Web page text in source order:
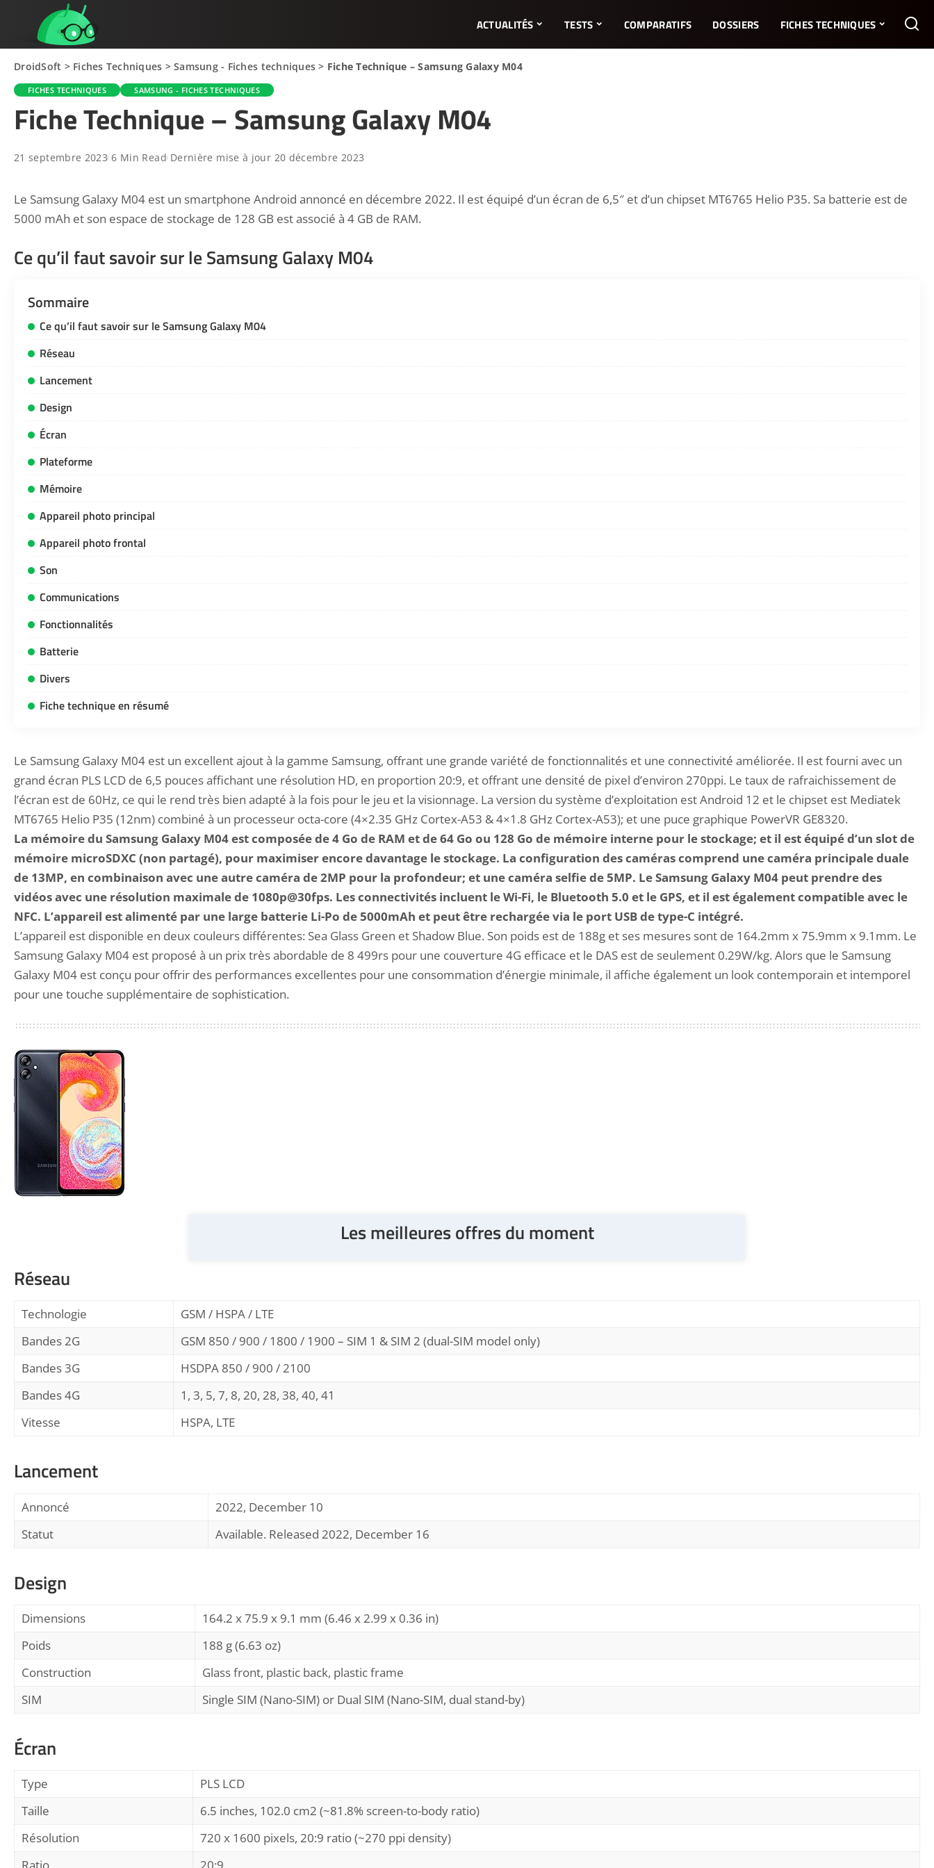
ACTUALITÉS TESTS COMPARATIFS DOSSIERS FICHES TECHNIQUES
DroidSoft > Fiches Techniques >Samsung - Fiches techniques > Fiche Technique – Samsung Galaxy M04
FICHES TECHNIQUES SAMSUNG - FICHES TECHNIQUES
Fiche Technique – Samsung Galaxy M04
21 septembre 2023 6 Min Read Dernière mise à jour 20 décembre 2023
Le Samsung Galaxy M04 est un smartphone Android annoncé en décembre 2022. Il est équipé d’un écran de 6,5″ et d’un chipset MT6765 Helio P35. Sa batterie est de
5000 mAh et son espace de stockage de 128 GB est associé à 4 GB de RAM.
Ce qu’il faut savoir sur le Samsung Galaxy M04
Sommaire
Ce qu’il faut savoir sur le Samsung Galaxy M04
Réseau
Lancement
Design
Écran
Plateforme
Mémoire
Appareil photo principal
Appareil photo frontal
Son
Communications
Fonctionnalités
Batterie
Divers
Fiche technique en résumé
Le Samsung Galaxy M04 est un excellent ajout à la gamme Samsung, offrant une grande variété de fonctionnalités et une connectivité améliorée. Il est fourni avec un
grand écran PLS LCD de 6,5 pouces affichant une résolution HD, en proportion 20:9, et offrant une densité de pixel d’environ 270ppi. Le taux de rafraichissement de
l’écran est de 60Hz, ce qui le rend très bien adapté à la fois pour le jeu et la visionnage. La version du système d’exploitation est Android 12 et le chipset est Mediatek
MT6765 Helio P35 (12nm) combiné à un processeur octa-core (4×2.35 GHz Cortex-A53 & 4×1.8 GHz Cortex-A53); et une puce graphique PowerVR GE8320.
La mémoire du Samsung Galaxy M04 est composée de 4 Go de RAM et de 64 Go ou 128 Go de mémoire interne pour le stockage; et il est équipé d’un slot de
mémoire microSDXC (non partagé), pour maximiser encore davantage le stockage. La configuration des caméras comprend une caméra principale duale
de 13MP, en combinaison avec une autre caméra de 2MP pour la profondeur; et une caméra selfie de 5MP. Le Samsung Galaxy M04 peut prendre des
vidéos avec une résolution maximale de 1080p@30fps. Les connectivités incluent le Wi-Fi, le Bluetooth 5.0 et le GPS, et il est également compatible avec le
NFC. L’appareil est alimenté par une large batterie Li-Po de 5000mAh et peut être rechargée via le port USB de type-C intégré.
L’appareil est disponible en deux couleurs différentes: Sea Glass Green et Shadow Blue. Son poids est de 188g et ses mesures sont de 164.2mm x 75.9mm x 9.1mm. Le
Samsung Galaxy M04 est proposé à un prixtrès abordable de 8 499rs pour une couverture 4G efficace et le DAS est de seulement 0.29W/kg. Alors que le Samsung
Galaxy M04 est conçu pour offrir des performances excellentes pour une consommation d’énergie minimale, il affiche également un look contemporain et intemporel
pour une touche supplémentaire de sophistication.
Les meilleures offres du moment
Réseau
Technologie
GSM / HSPA / LTE
Bandes 2G
GSM 850 / 900 / 1800 / 1900 – SIM 1 & SIM 2 (dual-SIM model only)
Bandes 3G
HSDPA 850 / 900 / 2100
Bandes 4G
1, 3, 5, 7, 8, 20, 28, 38, 40, 41
Vitesse
HSPA, LTE
Lancement
Annoncé
2022, December 10
Statut
Available. Released 2022, December 16
Design
Dimensions
164.2 x 75.9 x 9.1 mm (6.46 x 2.99 x 0.36 in)
Poids
188 g (6.63 oz)
Construction
Glass front, plastic back, plastic frame
SIM
Single SIM (Nano-SIM) or Dual SIM (Nano-SIM, dual stand-by)
Écran
Type
PLS LCD
Taille
6.5 inches, 102.0 cm2 (~81.8% screen-to-body ratio)
Résolution
720 x 1600 pixels, 20:9 ratio (~270 ppi density)